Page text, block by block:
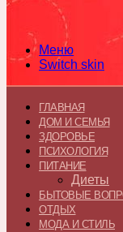
Меню
Switch skin
ГЛАВНАЯ
ДОМ И СЕМЬЯ
ЗДОРОВЬЕ
ПСИХОЛОГИЯ
ПИТАНИЕ
Диеты
БЫТОВЫЕ
ОТДЫХ
МОДА И СТИЛЬ